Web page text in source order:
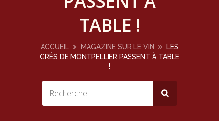
TABLE !
ACCUEIL MAGAZINE SUR LE VIN
LES
GRÉS DE MONTPELLIER PASSENT À TABLE
!